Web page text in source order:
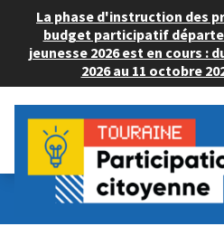
La phase d'instruction des
budget participatif
jeunesse 2026 est en cours :
2026 au 11 octobre
Budget Participatif JEUNESSE
💡 Consulter les projets déposés